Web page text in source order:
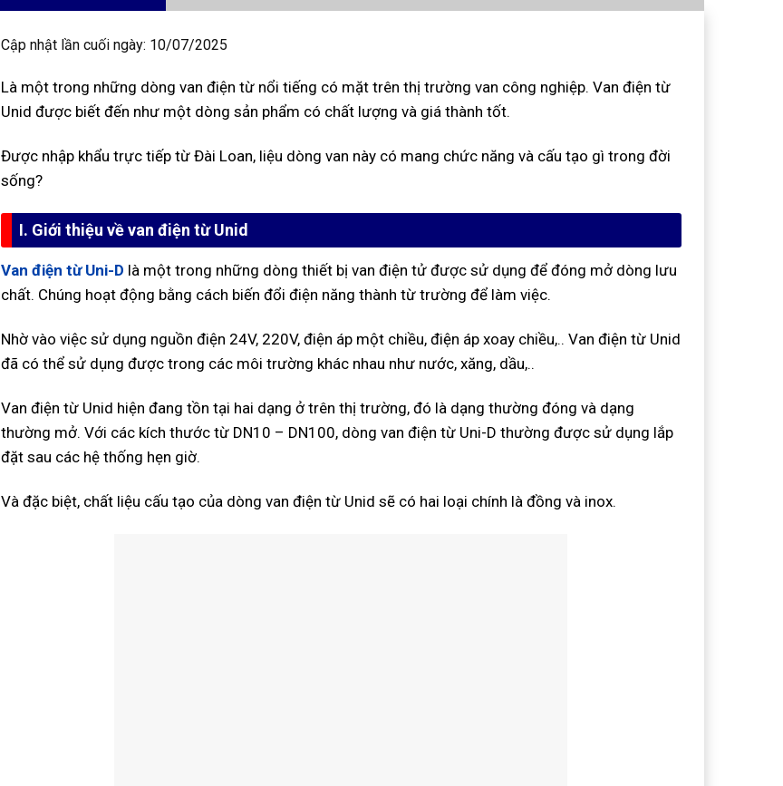
Cập nhật lần cuối ngày: 10/07/2025
Là một trong những dòng van điện từ nổi tiếng có mặt trên thị trường van công nghiệp. Van điện từ
Unid được biết đến như một dòng sản phẩm có chất lượng và giá thành tốt.
Được nhập khẩu trực tiếp từ Đài Loan, liệu dòng van này có mang chức năng và cấu tạo gì trong đời
sống?
I. Giới thiệu về van điện từ Unid
Van điện từ Uni-D là một trong những dòng thiết bị van điện tử được sử dụng để đóng mở dòng lưu
chất. Chúng hoạt động bằng cách biến đổi điện năng thành từ trường để làm việc.
Nhờ vào việc sử dụng nguồn điện 24V, 220V, điện áp một chiều, điện áp xoay chiều,.. Van điện từ Unid
đã có thể sử dụng được trong các môi trường khác nhau như nước, xăng, dầu,..
Van điện từ Unid hiện đang tồn tại hai dạng ở trên thị trường, đó là dạng thường đóng và dạng
thường mở. Với các kích thước từ DN10 – DN100, dòng van điện từ Uni-D thường được sử dụng lắp
đặt sau các hệ thống hẹn giờ.
Và đặc biệt, chất liệu cấu tạo của dòng van điện từ Unid sẽ có hai loại chính là đồng và inox.